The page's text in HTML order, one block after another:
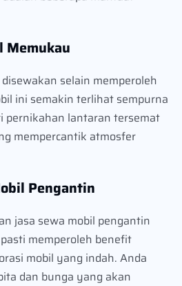
Memukau
selain memperoleh
ini semakin terlihat sempurna
pernikahan lantaran tersemat
mempercantik atmosfer
Pengantin
jasa sewa mobil pengantin
memperoleh benefit
mobil yang indah. Anda
dan bunga yang akan